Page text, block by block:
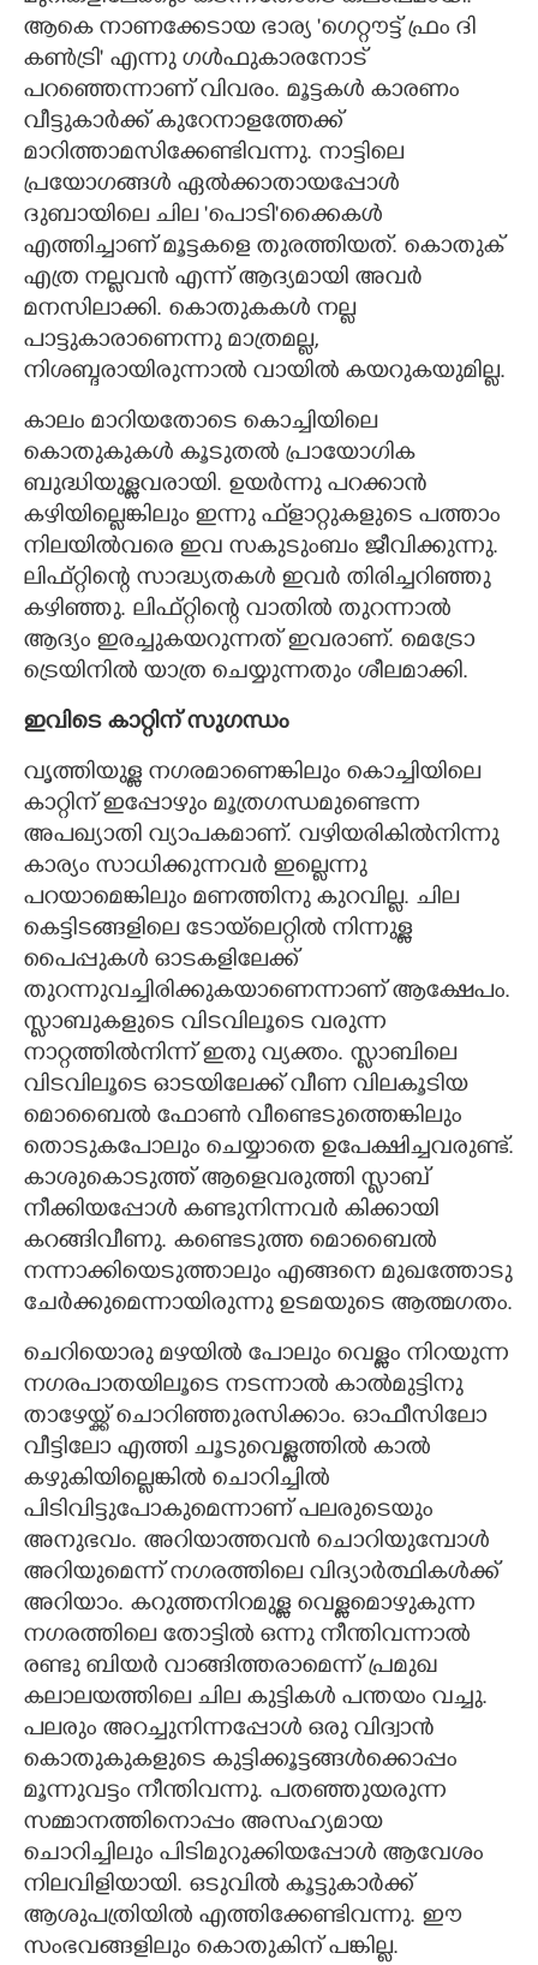
ആകെ നാണക്കേടായ ഭാര്യ 'ഗെറ്റൗട്ട് ഫ്രം ദി
കൺട്രി" എന്നു ഗൾഫുകാരനോട്
പറഞ്ഞെന്നാണ് വിവരം. മൂട്ടകൾ കാരണം
വീട്ടുകാർക്ക് കുറേനാളത്തേക്ക്
മാറിത്താമസിക്കേണ്ടിവന്നു. നാട്ടിലെ
പ്രയോഗങ്ങൾ ഏൽക്കാതായപ്പോൾ
ദുബായിലെ ചില 'പൊടി'ക്കൈകൾ
എത്തിച്ചാണ് മൂട്ടകളെ തുരത്തിയത്. കൊതുക്
എത്ര നല്ലവൻ എന്ന് ആദ്യമായി അവർ
മനസിലാക്കി. കൊതുകകൾ നല്ല
പാട്ടുകാരാണെന്നു മാത്രമല്ല,
നിശബ്ദരായിരുന്നാൽ വായിൽ കയറുകയുമില്ല.
കാലം മാറിയതോടെ കൊച്ചിയിലെ
കൊതുകുകൾ കൂടുതൽ പ്രായോഗിക
ബുദ്ധിയുള്ളവരായി. ഉയർന്നു പറക്കാൻ
കഴിയില്ലെങ്കിലും ഇന്നു ഫ്‌ളാറ്റുകളുടെ പത്താം
നിലയിൽവരെ ഇവ സകുടുംബം ജീവിക്കുന്നു.
ലിഫ്റ്റിന്റെ സാദ്ധ്യതകൾ ഇവർ തിരിച്ചറിഞ്ഞു
കഴിഞ്ഞു. ലിഫ്റ്റിന്റെ വാതിൽ തുറന്നാൽ
ആദ്യം ഇരച്ചുകയറുന്നത് ഇവരാണ്. മെട്രോ
ട്രെയിനിൽ യാത്ര ചെയ്യുന്നതും ശീലമാക്കി.
ഇവിടെ കാറ്റിന് സുഗന്ധം
വൃത്തിയുള്ള നഗരമാണെങ്കിലും കൊച്ചിയിലെ
കാറ്റിന് ഇപ്പോഴും മൂത്രഗന്ധമുണ്ടെന്ന
അപഖ്യാതി വ്യാപകമാണ്. വഴിയരികിൽനിന്നു
കാര്യം സാധിക്കുന്നവർ ഇല്ലെന്നു
പറയാമെങ്കിലും മണത്തിനു കുറവില്ല. ചില
കെട്ടിടങ്ങളിലെ ടോയ്‌ലെറ്റിൽ നിന്നുള്ള
പൈപ്പുകൾ ഓടകളിലേക്ക്
തുറന്നുവച്ചിരിക്കുകയാണെന്നാണ് ആക്ഷേപം.
സ്ലാബുകളുടെ വിടവിലൂടെ വരുന്ന
നാറ്റത്തിൽനിന്ന് ഇതു വ്യക്തം. സ്ലാബിലെ
വിടവിലൂടെ ഓടയിലേക്ക് വീണ വിലകൂടിയ
മൊബൈൽ ഫോൺ വീണ്ടെടുത്തെങ്കിലും
തൊടുകപോലും ചെയ്യാതെ ഉപേക്ഷിച്ചവരുണ്ട്.
കാശുകൊടുത്ത് ആളെവരുത്തി സ്ലാബ്
നീക്കിയപ്പോൾ കണ്ടുനിന്നവർ കിക്കായി
കറങ്ങിവീണു. കണ്ടെടുത്ത മൊബൈൽ
നന്നാക്കിയെടുത്താലും എങ്ങനെ മുഖത്തോടു
ചേർക്കുമെന്നായിരുന്നു ഉടമയുടെ ആത്മഗതം.
ചെറിയൊരു മഴയിൽ പോലും വെള്ളം നിറയുന്ന
നഗരപാതയിലൂടെ നടന്നാൽ കാൽമുട്ടിനു
താഴേയ്ക്ക് ചൊറിഞ്ഞുരസിക്കാം. ഓഫീസിലോ
വീട്ടിലോ എത്തി ചൂടുവെള്ളത്തിൽ കാൽ
കഴുകിയില്ലെങ്കിൽ ചൊറിച്ചിൽ
പിടിവിട്ടുപോകുമെന്നാണ് പലരുടെയും
അനുഭവം. അറിയാത്തവൻ ചൊറിയുമ്പോൾ
അറിയുമെന്ന് നഗരത്തിലെ വിദ്യാർത്ഥികൾക്ക്
അറിയാം. കറുത്തനിറമുള്ള വെള്ളമൊഴുകുന്ന
നഗരത്തിലെ തോട്ടിൽ ഒന്നു നീന്തിവന്നാൽ
രണ്ടു ബിയർ വാങ്ങിത്തരാമെന്ന് പ്രമുഖ
കലാലയത്തിലെ ചില കുട്ടികൾ പന്തയം വച്ചു.
പലരും അറച്ചുനിന്നപ്പോൾ ഒരു വിദ്വാൻ
കൊതുകുകളുടെ കുട്ടിക്കൂട്ടങ്ങൾക്കൊപ്പം
മൂന്നുവട്ടം നീന്തിവന്നു. പതഞ്ഞുയരുന്ന
സമ്മാനത്തിനൊപ്പം അസഹ്യമായ
ചൊറിച്ചിലും പിടിമുറുക്കിയപ്പോൾ ആവേശം
നിലവിളിയായി. ഒടുവിൽ കൂട്ടുകാർക്ക്
ആശുപത്രിയിൽ എത്തിക്കേണ്ടിവന്നു. ഈ
സംഭവങ്ങളിലും കൊതുകിന് പങ്കില്ല.